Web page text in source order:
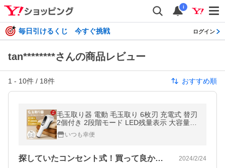
i
毎日引けるくじ 今すぐ挑戦 ログイン
tan********さんの商品レビュー
1 - 10件 / 18件 おすすめ順
毛玉取り器 電動 毛玉取り 6枚刃 充電式 替刃
2個付き 2段階モード LED残量表示 大容量ボ
ックス 安全装置 生地を傷めない 日本語説明
書 いつも幸便
探していたコンセント式！買って良かった！ 2024/2/24